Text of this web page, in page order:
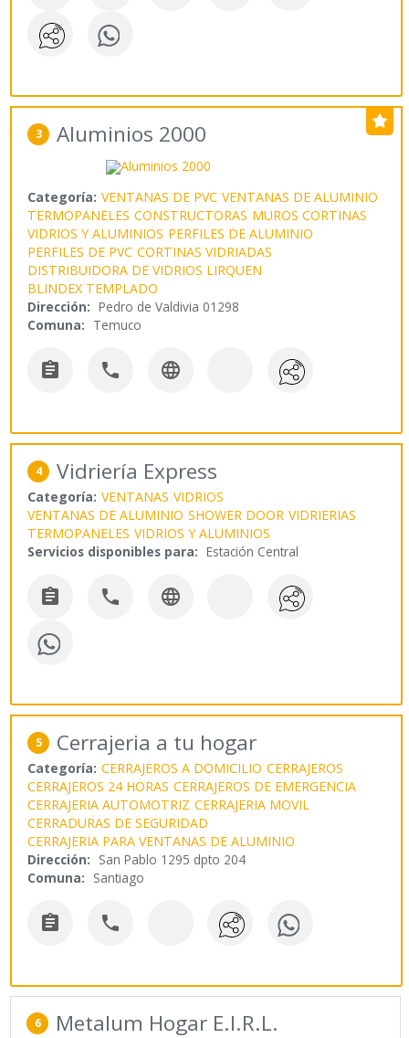
3 Aluminios 2000
Categoría: VENTANAS DE PVC VENTANAS DE ALUMINIO
TERMOPANELES CONSTRUCTORAS MUROS CORTINAS
VIDRIOS Y ALUMINIOS PERFILES DE ALUMINIO
PERFILES DE PVC CORTINAS VIDRIADAS
DISTRIBUIDORA DE VIDRIOS LIRQUEN
BLINDEX TEMPLADO
Dirección: Pedro de Valdivia 01298
Comuna: Temuco
  
4 Vidriería Express
Categoría: VENTANAS VIDRIOS
VENTANAS DE ALUMINIO SHOWER DOOR VIDRIERIAS
TERMOPANELES VIDRIOS Y ALUMINIOS
Servicios disponibles para: Estación Central
  
5 Cerrajeria a tu hogar
Categoría: CERRAJEROS A DOMICILIO CERRAJEROS
CERRAJEROS 24 HORAS CERRAJEROS DE EMERGENCIA
CERRAJERIA AUTOMOTRIZ CERRAJERIA MOVIL
CERRADURAS DE SEGURIDAD
CERRAJERIA PARA VENTANAS DE ALUMINIO
Dirección: San Pablo 1295 dpto 204
Comuna: Santiago
 
6 Metalum Hogar E.I.R.L.